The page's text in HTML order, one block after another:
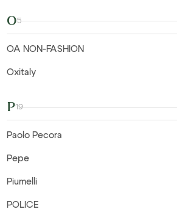
O5
OA NON-FASHION
Oxitaly
P19
Paolo Pecora
Pepe
Piumelli
POLICE